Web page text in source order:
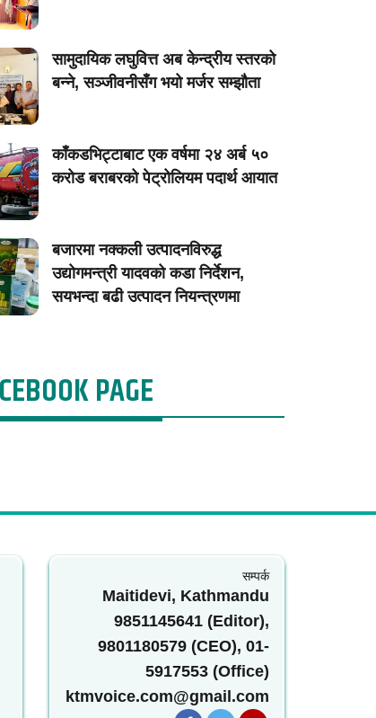
सामुदायिक लघुवित्त अब केन्द्रीय स्तरको
बन्ने, सञ्जीवनीसँग भयो मर्जर सम्झौता
काँकडभिट्टाबाट एक वर्षमा २४ अर्ब ५०
करोड बराबरको पेट्रोलियम पदार्थ आयात
बजारमा नक्कली उत्पादनविरुद्ध
उद्योगमन्त्री यादवको कडा निर्देशन,
सयभन्दा बढी उत्पादन नियन्त्रणमा
PAGE
सम्पर्क
Maitidevi, Kathmandu
9851145641 (Editor),
9801180579 (CEO), 01-
5917553 (Office)
ktmvoice.com@gmail.com